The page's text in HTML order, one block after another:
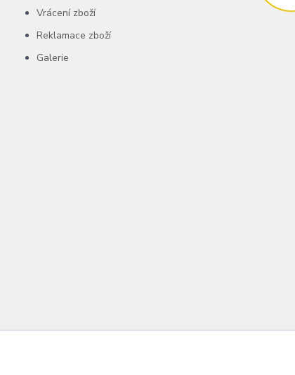
Vrácení zboží
Reklamace zboží
Galerie